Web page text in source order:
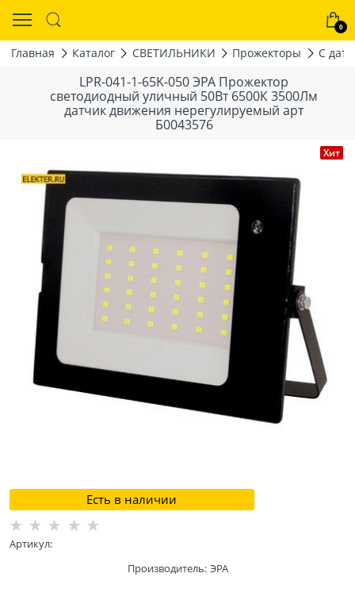
0
Главная Каталог СВЕТИЛЬНИКИ Прожекторы С
LPR-041-1-65K-050 ЭРА Прожектор
светодиодный уличный 50Вт 6500К 3500Лм
датчик движения нерегулируемый арт
Б0043576
Хит
Есть в наличии
Артикул:
Производитель: ЭРА